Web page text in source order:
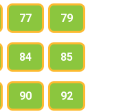
is the postcard
and write your
who is ill.
77 79
84 85
90 92